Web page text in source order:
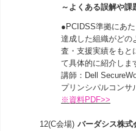
～よくある誤解や
●PCIDSS準拠にあ
達成した組織がどの
査・支援実績をもと
て具体的に紹介しま
講師：Dell
プリンシパルコンサ
※資料PDF>>
12(C会場) バーダシス株式